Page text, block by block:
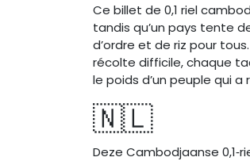
Ce billet de 0,1 riel
tandis qu’un pays tente
d’ordre et de riz pour
récolte difficile, chaque
le poids d’un peuple qui
🇳🇱
Deze Cambodjaanse